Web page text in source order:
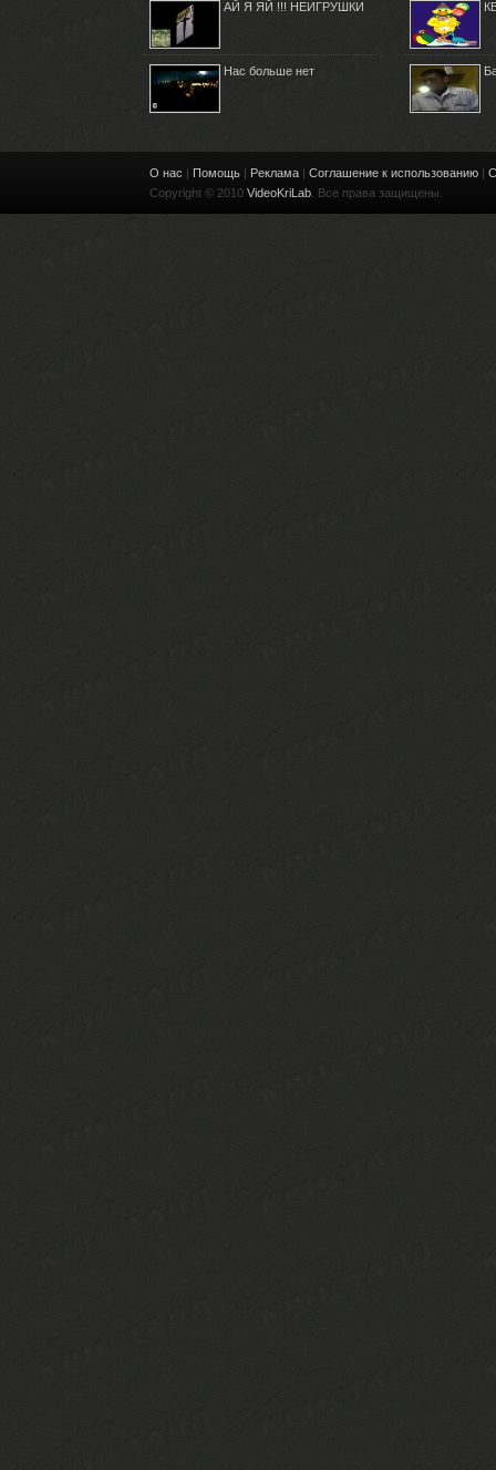
АЙ Я ЯЙ !!! НЕИГРУШКИ
Нас больше нет
О нас | Помощь | Реклама | Соглашение к использованию |
Copyright © 2010 VideoKriLab . Все права защищены.